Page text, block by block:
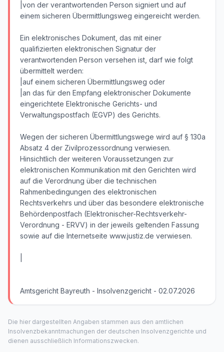
|von der verantwortenden Person signiert und auf
einem sicheren Übermittlungsweg eingereicht werden.
Ein elektronisches Dokument, das mit einer
qualifizierten elektronischen Signatur der
verantwortenden Person versehen ist, darf wie folgt
übermittelt werden:
|auf einem sicheren Übermittlungsweg oder
|an das für den Empfang elektronischer Dokumente
eingerichtete Elektronische Gerichts- und
Verwaltungspostfach (EGVP) des Gerichts.
Wegen der sicheren Übermittlungswege wird auf § 130a
Absatz 4 der Zivilprozessordnung verwiesen.
Hinsichtlich der weiteren Voraussetzungen zur
elektronischen Kommunikation mit den Gerichten wird
auf die Verordnung über die technischen
Rahmenbedingungen des elektronischen
Rechtsverkehrs und über das besondere elektronische
Behördenpostfach (Elektronischer-Rechtsverkehr-
Verordnung - ERVV) in der jeweils geltenden Fassung
sowie auf die Internetseite www.justiz.de verwiesen.
Amtsgericht Bayreuth - Insolvenzgericht - 02.07.2026
Die hier dargestellten Angaben stammen aus den amtlichen
Insolvenzbekanntmachungen der deutschen Insolvenzgerichte und
dienen ausschließlich Informationszwecken.